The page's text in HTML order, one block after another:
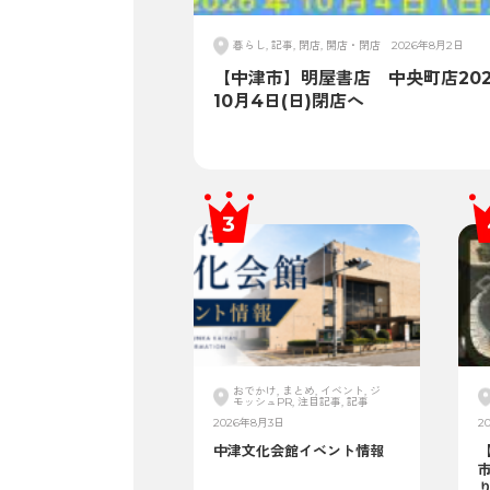
暮らし, 記事, 閉店, 開店・閉店 2026年8月2日
【中津市】明屋書店 中央町店
10月4日(日)閉店へ
おでかけ, まとめ, イベント, ジ
モッシュPR, 注目記事, 記事
2026年8月3日
中津文化会館イベント情報